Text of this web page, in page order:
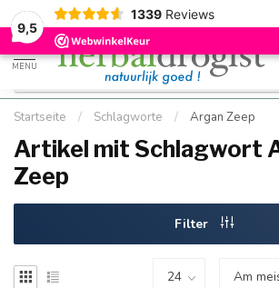
9,5
1339 Reviews
Kostenloser DE-Versand ab
Schnell geliefert
MENU
Startseite / Schlagworte / Argan Zeep
Artikel mit Schlagwort
Zeep
Filter